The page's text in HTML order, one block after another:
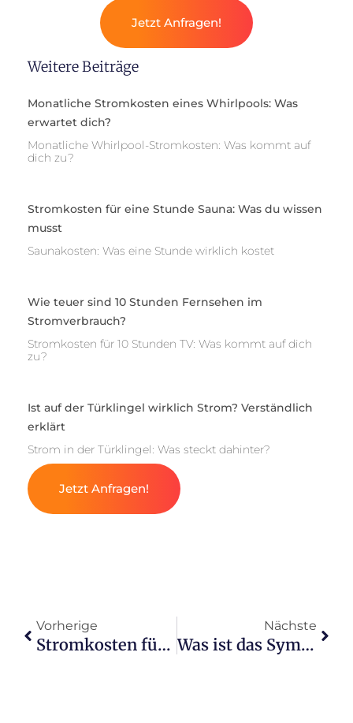
Jetzt Anfragen!
Weitere Beiträge
Monatliche Stromkosten eines Whirlpools: Was
erwartet dich?
Monatliche Whirlpool-Stromkosten: Was kommt auf
dich zu?
Stromkosten für eine Stunde Sauna: Was du wissen
musst
Saunakosten: Was eine Stunde wirklich kostet
Wie teuer sind 10 Stunden Fernsehen im
Stromverbrauch?
Stromkosten für 10 Stunden TV: Was kommt auf dich
zu?
Ist auf der Türklingel wirklich Strom? Verständlich
erklärt
Strom in der Türklingel: Was steckt dahinter?
Jetzt Anfragen!
Vorherige
Stromkosten für deinen Pelletofen: Was du wissen musst
Nächste
Was ist das Symbol für Strom? Einfache Erklärung!